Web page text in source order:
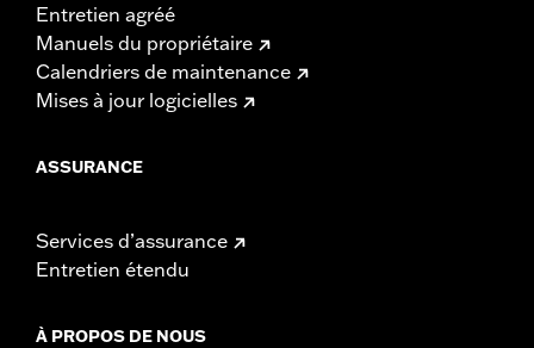
Entretien agréé
Manuels du propriétaire
Calendriers de maintenance
Mises à jour logicielles
ASSURANCE
Services d’assurance
Entretien étendu
À PROPOS DE NOUS